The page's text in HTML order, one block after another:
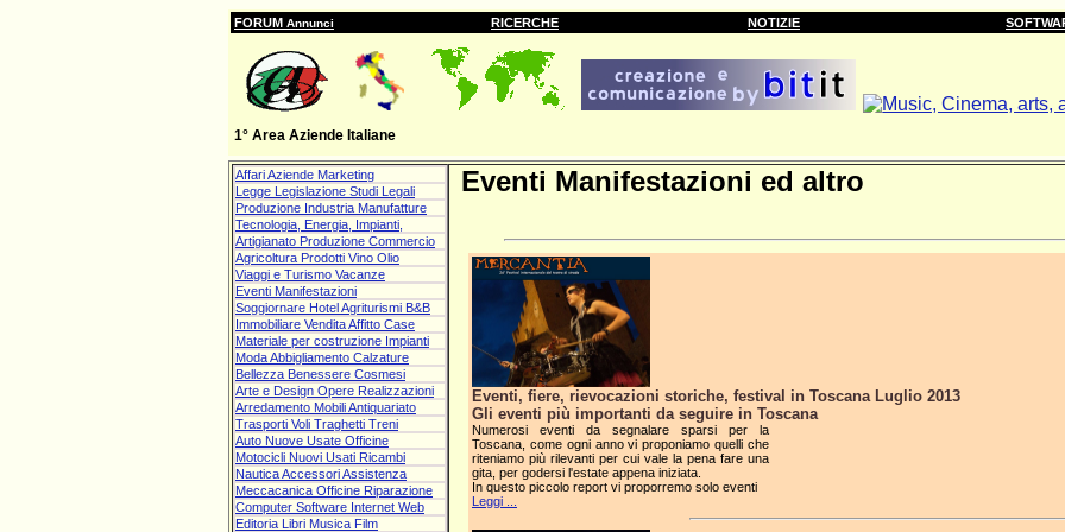
FORUM Annunci RICERCHE NOTIZIE
1° Area Aziende Italiane
Affari Aziende Marketing
Legge Legislazione Studi Legali
Produzione Industria Manufatture
Tecnologia, Energia, Impianti,
Artigianato Produzione Commercio
Agricoltura Prodotti Vino Olio
Viaggi e Turismo Vacanze
Eventi Manifestazioni
Soggiornare Hotel Agriturismi B&B
Immobiliare Vendita Affitto Case
Materiale per costruzione Impianti
Moda Abbigliamento Calzature
Bellezza Benessere Cosmesi
Arte e Design Opere Realizzazioni
Arredamento Mobili Antiquariato
Trasporti Voli Traghetti Treni
Auto Nuove Usate Officine
Motocicli Nuovi Usati Ricambi
Nautica Accessori Assistenza
Meccacanica Officine Riparazione
Computer Software Internet Web
Editoria Libri Musica Film
Eventi Manifestazioni ed altro
Eventi, fiere, rievocazioni storiche, festival in Toscana Luglio 2013
Gli eventi più importanti da seguire in Toscana
Numerosi eventi da segnalare sparsi per la
Toscana, come ogni anno vi proponiamo quelli che
riteniamo più rilevanti per cui vale la pena fare una
gita, per godersi l'estate appena iniziata.
In questo piccolo report vi proporremo solo eventi
Leggi ...